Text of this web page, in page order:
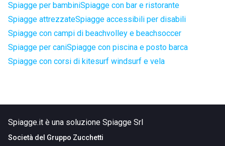
Spiagge per bambiniSpiagge con bar e ristorante
Spiagge attrezzateSpiagge accessibili per disabili
Spiagge con campi di beachvolley e beachsoccer
Spiagge per caniSpiagge con piscina e posto barca
Spiagge con corsi di kitesurf windsurf e vela
Spiagge.it è una soluzione Spiagge Srl
Società del Gruppo Zucchetti